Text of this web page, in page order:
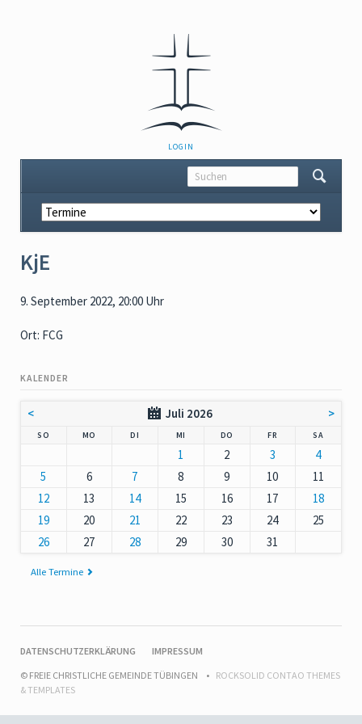
NAVIGATION
ÜBERSPRINGEN
LOGIN
Navigation
überspringen
KjE
9. September 2022, 20:00 Uhr
Ort: FCG
KALENDER
< Juli 2026 >
SO MO DI MI DO NNERSTAG
FR SAMSTAG
1 2 3
4
5
6 7 8 9 10
11
12
13 14 15 16 17
18
19
20 21 22 23 24
25
26
27 28 29 30 31
Alle Termine
NAVIGATION
DATENSCHUTZERKLÄRUNG
IMPRESSUM
© FREIE CHRISTLICHE GEMEINDE TÜBINGEN
ROCKSOLID CONTAO THEMES
& TEMPLATES